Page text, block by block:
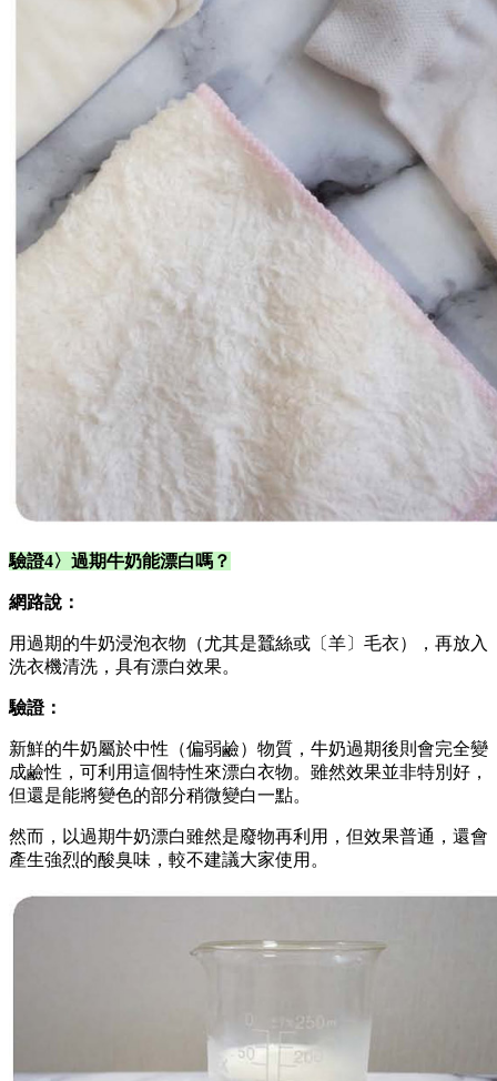
驗證4〉過期牛奶能漂白嗎？
網路說：
用過期的牛奶浸泡衣物（尤其是蠶絲或〔羊〕毛衣），再放入
洗衣機清洗，具有漂白效果。
驗證：
新鮮的牛奶屬於中性（偏弱鹼）物質，牛奶過期後則會完全變
成鹼性，可利用這個特性來漂白衣物。雖然效果並非特別好，
但還是能將變色的部分稍微變白一點。
然而，以過期牛奶漂白雖然是廢物再利用，但效果普通，還會
產生強烈的酸臭味，較不建議大家使用。